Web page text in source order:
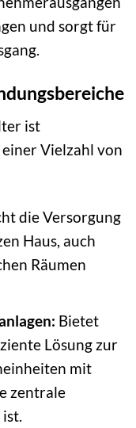
und sorgt für
ist
Vielzahl von
die Versorgung
Haus, auch
Räumen
Bietet
Lösung zur
mit
zentrale